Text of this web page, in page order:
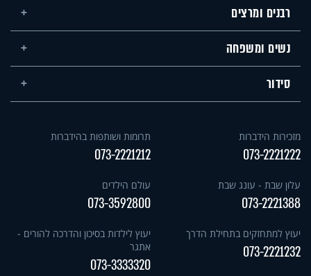
רבנים ומרצים
נשים ומשפחה
סידור
מזכירות הידברות
073-2221222
תרומות ושותפות בהידברות
073-2221212
עלון שבת - עונג שבת
073-2221388
עולם הילדים
073-3592800
יעוץ למתחזקים בתחילת הדרך
073-2221232
יעוץ לילדות בסיכון והדרכה להורים -
אתגר
073-3333320